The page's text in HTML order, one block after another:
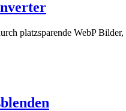
platzsparende WebP